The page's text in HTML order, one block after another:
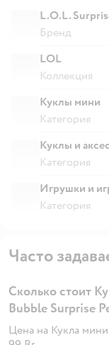
L.O.L.
Бренд
LOL
Коллекция
Куклы мини
Категория
Куклы и
Категория
Игрушки и
Категория
Часто
Сколько стоит
Bubble Surprise
Цена на Кукла